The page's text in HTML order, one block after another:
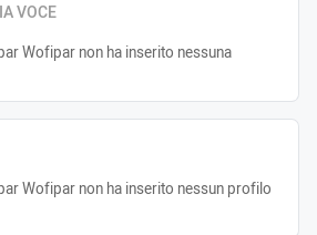
VOCE
Wofipar non ha inserito nessuna
Wofipar non ha inserito nessun profilo